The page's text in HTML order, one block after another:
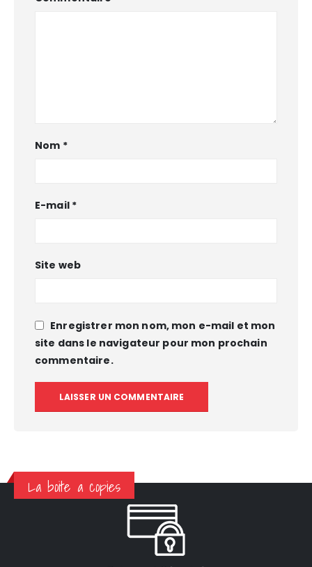
Nom *
E-mail *
Site web
Enregistrer mon nom, mon e-mail et mon
site dans le navigateur pour mon prochain
commentaire.
La boite a copies